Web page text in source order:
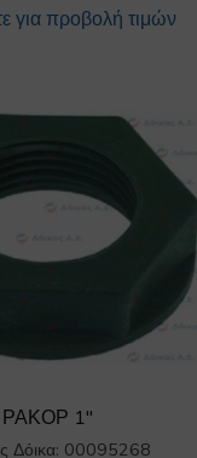
για προβολή τιμών
ΡΑΚΟΡ 1″
Δόικα: 00095268